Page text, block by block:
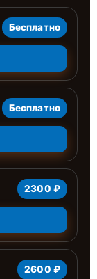
Бесплатно
Бесплатно
2300 ₽
2600 ₽